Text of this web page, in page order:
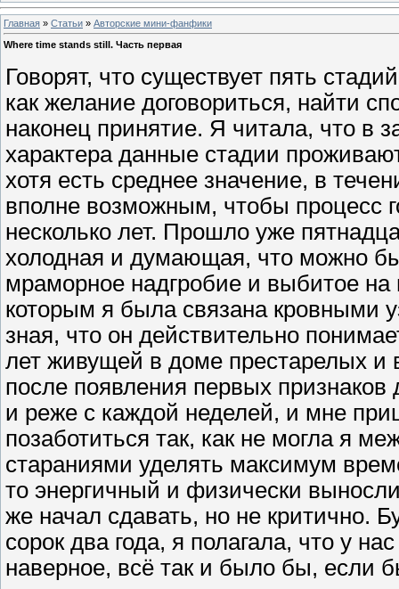
Главная » Статьи » Авторские мини-фанфики
Where time stands still. Часть первая
Говорят, что существует пять
как желание договориться, найти
наконец принятие. Я читала, что в
характера данные стадии
хотя есть среднее значение, в
вполне возможным, чтобы процесс
несколько лет. Прошло уже
холодная и думающая, что можно
мраморное надгробие и выбитое
которым я была связана кровными
зная, что он действительно
лет живущей в доме престарелых и
после появления первых
и реже с каждой неделей, и мне
позаботиться так, как не могла я
стараниями уделять максимум
то энергичный и физически
же начал сдавать, но не критично.
сорок два года, я полагала, что у
наверное, всё так и было бы, если